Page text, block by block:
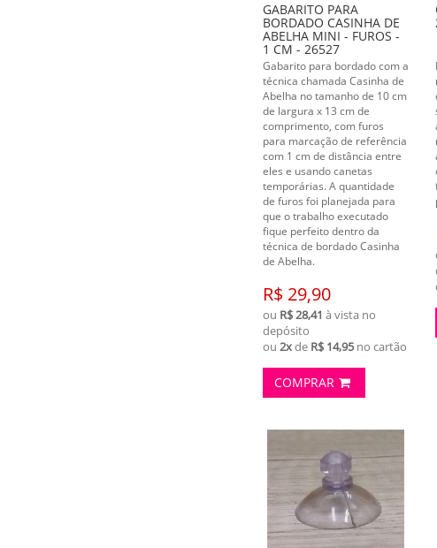
GABARITO PARA
BORDADO CASINHA DE
ABELHA MINI - FUROS -
1 CM - 26527
Gabarito para bordado com a
técnica chamada Casinha de
Abelha no tamanho de 10 cm
de largura x 13 cm de
comprimento, com furos
para marcação de referência
com 1 cm de distância entre
eles e usando canetas
temporárias. A quantidade
de furos foi planejada para
que o trabalho executado
fique perfeito dentro da
técnica de bordado Casinha
de Abelha.
R$ 29,90
ou R$ 28,41 à vista no
depósito
ou 2xde R$ 14,95no cartão
COMPRAR